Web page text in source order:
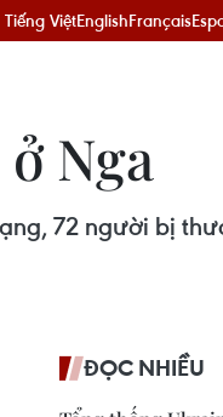
Tiếng ViệtEnglishFrançais
Nga
72 người bị
ĐỌC NHIỀU